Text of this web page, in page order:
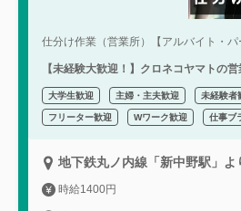
仕分け作業（営業所）【アルバイト・パ
【未経験大歓迎！】クロネコヤマトの
大学生歓迎 主婦・主夫歓迎 未経験者
フリーター歓迎 Wワーク歓迎 仕事ブ
地下鉄丸ノ内線「新中野駅」よ
時給1400円